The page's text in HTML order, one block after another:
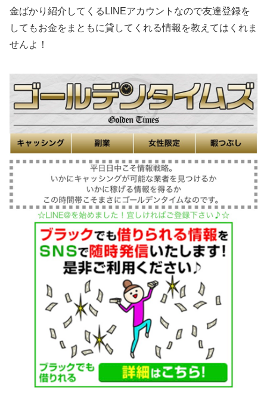
金ばかり紹介してくるLINEアカウントなので友達登録を
してもお金をまともに貸してくれる情報を教えてはくれま
せんよ！